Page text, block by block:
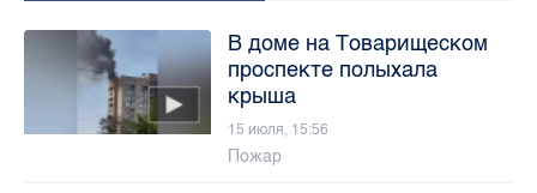
В доме на Товарищеском
проспекте полыхала
крыша
15 июля, 15:56
Пожар